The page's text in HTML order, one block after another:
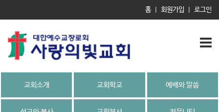
홈 회원가입 로그인
교회소개 교회학교 예배와 말씀